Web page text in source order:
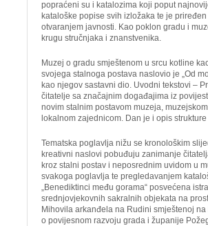
popraćeni su i katalozima koji poput
kataloške popise svih izložaka te je
otvaranjem javnosti. Kao poklon gradu i
krugu stručnjaka i znanstvenika.
Muzej o gradu smještenom u srcu kotline
svojega stalnoga postava naslovio je „Od
kao njegov sastavni dio. Uvodni tekstovi –
čitatelje sa značajnim događajima iz
novim stalnim postavom muzeja,
lokalnom zajednicom. Dan je i opis
Tematska poglavlja nižu se kronološkim
kreativni naslovi pobuđuju zanimanje
kroz stalni postav i neposrednim uvidom u
svakoga poglavlja te pregledavanjem
„Benediktinci među gorama“ posvećena
srednjovjekovnih sakralnih objekata na
Mihovila arkanđela na Rudini smještenoj
o povijesnom razvoju grada i županije